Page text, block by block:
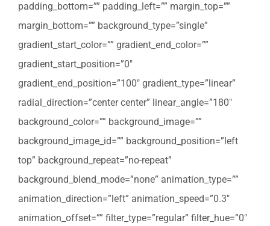
padding_bottom=”” padding_left=”” margin_top=””
margin_bottom=”” background_type=”single”
gradient_start_color=”” gradient_end_color=””
gradient_start_position=”0″
gradient_end_position=”100″ gradient_type=”linear”
radial_direction=”center center” linear_angle=”180″
background_color=”” background_image=””
background_image_id=”” background_position=”left
top” background_repeat=”no-repeat”
background_blend_mode=”none” animation_type=””
animation_direction=”left” animation_speed=”0.3″
animation_offset=”” filter_type=”regular” filter_hue=”0″